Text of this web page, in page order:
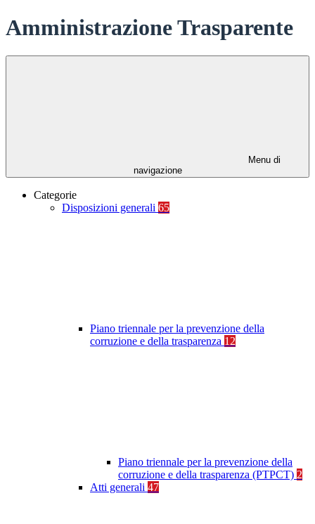
Amministrazione Trasparente
Menu di
navigazione
Categorie
Disposizioni generali 65
Piano triennale per la prevenzione della
corruzione e della trasparenza 12
Piano triennale per la prevenzione della
corruzione e della trasparenza (PTPCT) 2
Atti generali 47